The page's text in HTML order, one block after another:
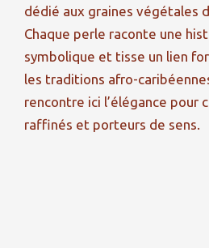
dédié aux graines végétales
Chaque perle raconte une
symbolique et tisse un lien
les traditions afro-
rencontre ici l’élégance pour
raffinés et porteurs de sens.